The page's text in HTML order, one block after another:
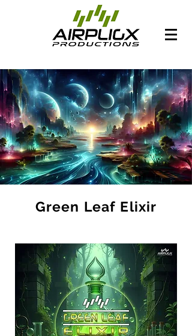
Green Leaf Elixir